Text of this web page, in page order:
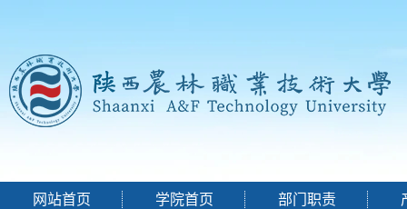
网站首页 学院首页 部门职责